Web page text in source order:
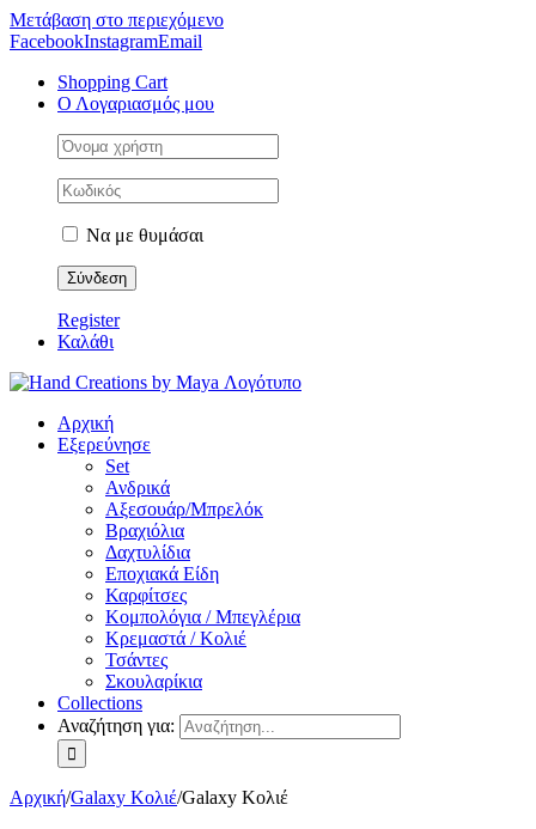
Μετάβαση στο περιεχόμενο
FacebookInstagramEmail
Shopping Cart
Ο Λογαριασμός μου
Να με θυμάσαι
Register
Καλάθι
Αρχική
Εξερεύνησε
Set
Ανδρικά
Αξεσουάρ/Μπρελόκ
Βραχιόλια
Δαχτυλίδια
Εποχιακά Είδη
Καρφίτσες
Κομπολόγια / Μπεγλέρια
Κρεμαστά / Κολιέ
Τσάντες
Σκουλαρίκια
Collections
Αναζήτηση για:
Αρχική/Galaxy Κολιέ/Galaxy Κολιέ